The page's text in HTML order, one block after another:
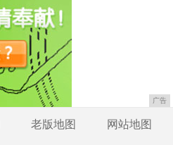
广告
老版地图 网站地图